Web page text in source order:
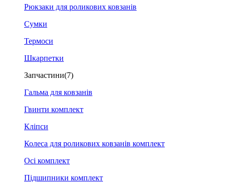
Рюкзаки для роликових ковзанів
Сумки
Термоси
Шкарпетки
Запчастини(7)
Гальма для ковзанів
Гвинти комплект
Кліпси
Колеса для роликових ковзанів комплект
Осі комплект
Підшипники комплект